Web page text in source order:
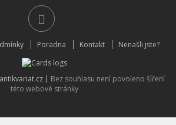
Poradna Kontakt Nenašli jste?
| Bez souhlasu není povoleno šíření
této webové stránky